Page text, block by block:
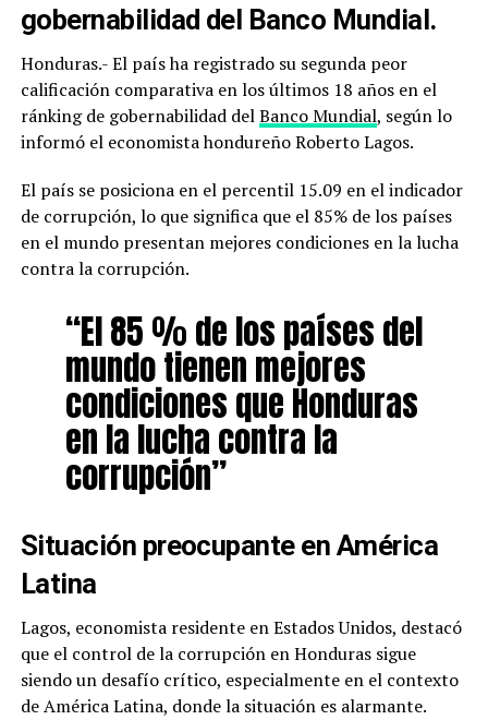
gobernabilidad del Banco Mundial.
Honduras.- El país ha registrado su segunda peor
calificación comparativa en los últimos 18 años en el
ránking de gobernabilidad delBanco Mundial, según lo
informó el economista hondureño Roberto Lagos.
El país se posiciona en el percentil 15.09 en el indicador
de corrupción, lo que significa que el 85% de los países
en el mundo presentan mejores condiciones en la lucha
contra la corrupción.
“El 85 % de los países del
mundo tienen mejores
condiciones que Honduras
en la lucha contra la
corrupción”
Situación preocupante en América
Latina
Lagos, economista residente en Estados Unidos, destacó
que el control de la corrupción en Honduras sigue
siendo un desafío crítico, especialmente en el contexto
de América Latina, donde la situación es alarmante.